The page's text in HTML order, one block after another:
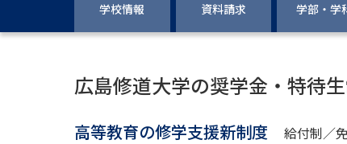
学校情報 資料請求 学部・学
広島修道大学の奨学金・特待
高等教育の修学支援新制度 給付制／